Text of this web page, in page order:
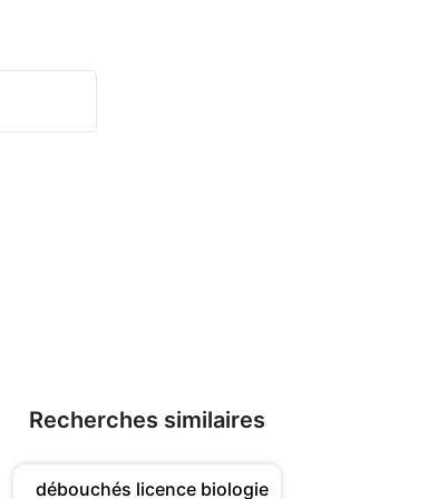
Recherches similaires
débouchés licence biologie